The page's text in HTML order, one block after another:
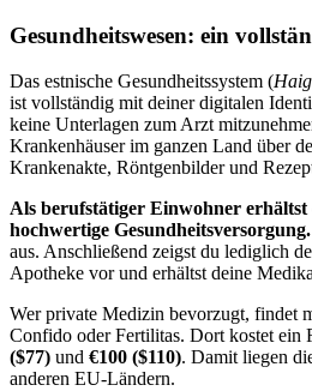
Gesundheitswesen: ein
Das estnische Gesundheitssystem (
ist vollständig mit deiner digitalen
keine Unterlagen zum Arzt
Krankenhäuser im ganzen Land über
Krankenakte, Röntgenbilder und
Als berufstätiger Einwohner erhältst
hochwertige Gesundheitsversorgung.
aus. Anschließend zeigst du lediglich
Apotheke vor und erhältst deine
Wer private Medizin bevorzugt, findet
Confido oder Fertilitas. Dort kostet ein
($77) und €100 ($110). Damit liegen
anderen EU-Ländern.